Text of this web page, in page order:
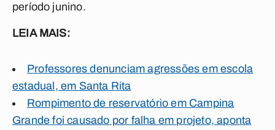
período junino.
LEIA MAIS:
Professores denunciam agressões em escola
estadual, em Santa Rita
Rompimento de reservatório em Campina
Grande foi causado por falha em projeto, aponta